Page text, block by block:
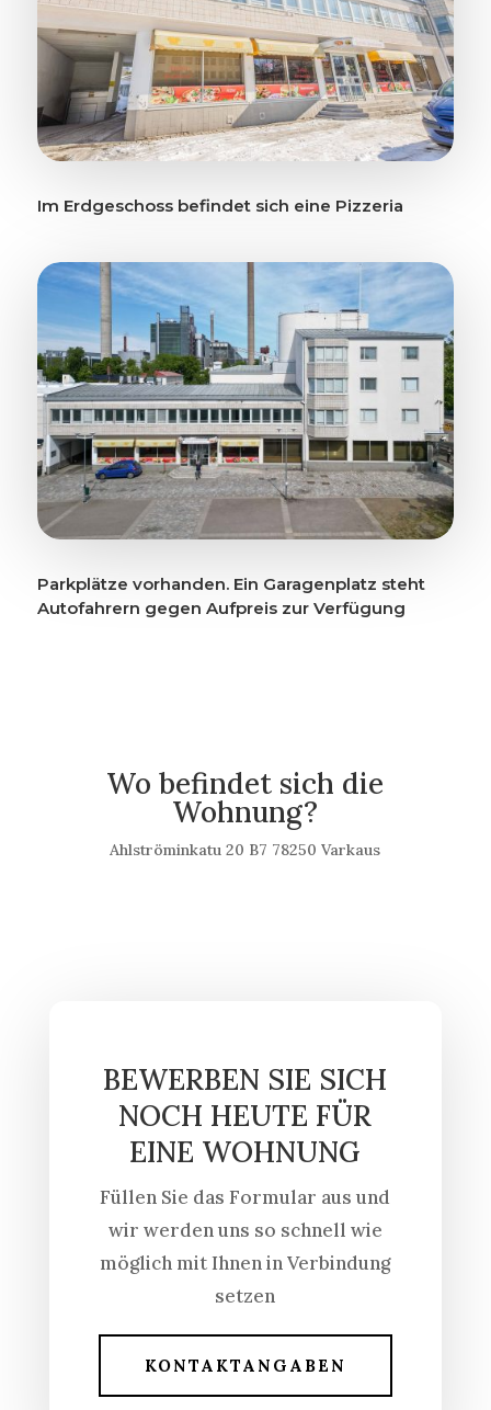
Im Erdgeschoss befindet sich eine Pizzeria
Parkplätze vorhanden. Ein Garagenplatz steht
Autofahrern gegen Aufpreis zur Verfügung
Wo befindet sich die
Wohnung?
Ahlströminkatu 20 B7 78250 Varkaus
BEWERBEN SIE SICH
NOCH HEUTE FÜR
EINE WOHNUNG
Füllen Sie das Formular aus und
wir werden uns so schnell wie
möglich mit Ihnen in Verbindung
setzen
KONTAKTANGABEN